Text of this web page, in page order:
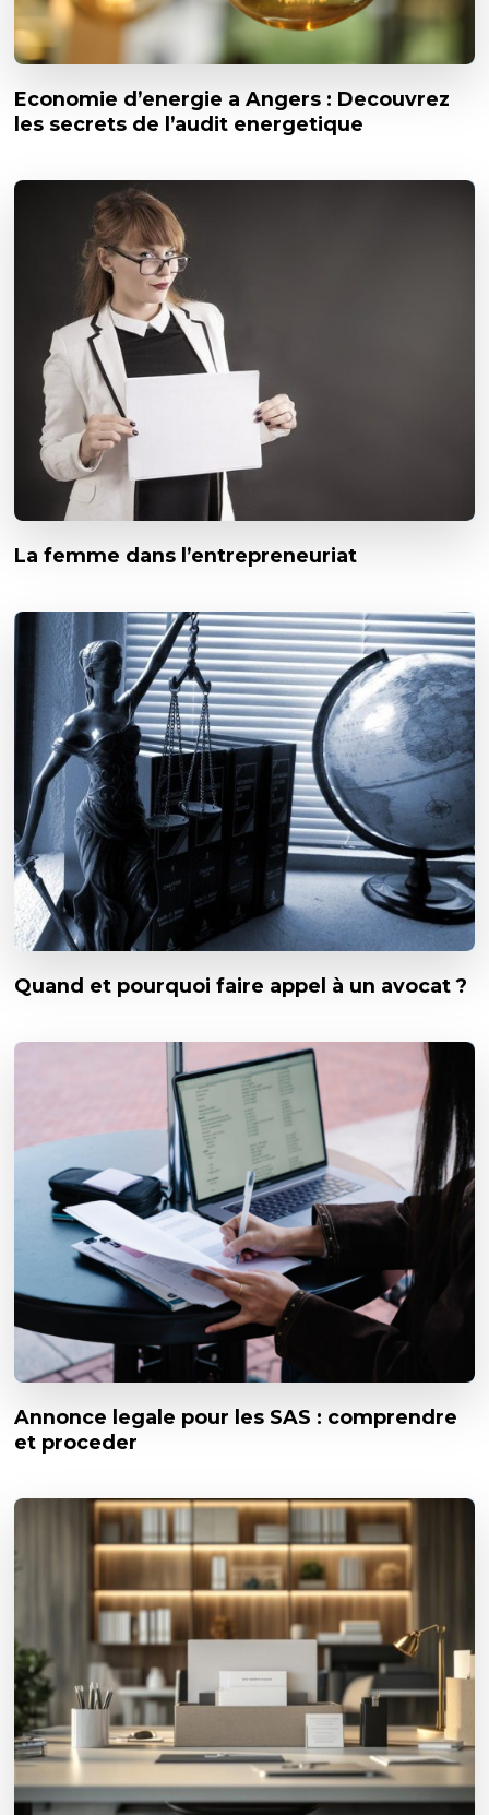
Economie d’energie a Angers : Decouvrez
les secrets de l’audit energetique
La femme dans l’entrepreneuriat
Quand et pourquoi faire appel à un avocat ?
Annonce legale pour les SAS : comprendre
et proceder